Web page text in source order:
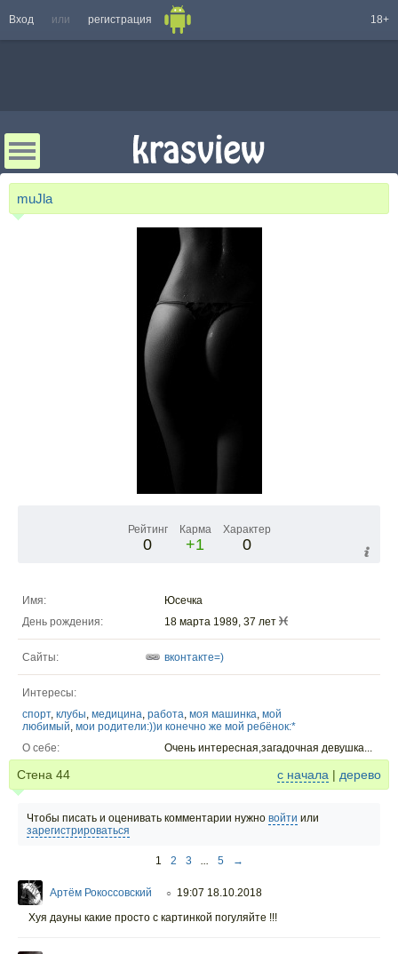
Вход или регистрация 18+
muJla
Рейтинг
0
Карма
+1
Характер
0
Имя:
Юсечка
День рождения:
18 марта 1989, 37 лет
Сайты: вконтакте=)
Интересы:
спорт, клубы, медицина, работа, моя машинка, мой
любимый, мои родители:))и конечно же мой ребёнок:*
О себе:
Очень интересная,загадочная девушка...
Стена 44 с начала | дерево
Чтобы писать и оценивать комментарии нужно войти или
зарегистрироваться
1 2 3 ... 5 →
Артём Рокоссовский ○ 19:07 18.10.2018
Хуя дауны какие просто с картинкой погуляйте !!!